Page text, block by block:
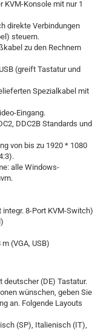
KVM-Konsole mit nur 1
direkte Verbindungen
steuern.
zu den Rechnern
(greift Tastatur und
Spezialkabel mit
Eingang.
DDC2B Standards und
von bis zu 1920 * 1080
alle Windows-
integr. 8-Port KVM-Switch)
(VGA, USB)
(DE) Tastatur.
wünschen, geben Sie
an. Folgende Layouts
(SP), Italienisch (IT),